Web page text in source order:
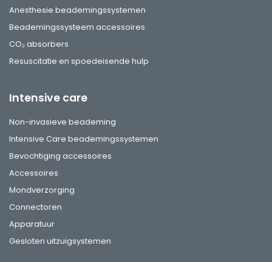
Anesthesie beademingssystemen
Beademingssysteem accessoires
CO₂ absorbers
Resuscitatie en spoedeisende hulp
Intensive care
Non-invasieve beademing
Intensive Care beademingssystemen
Bevochtiging accessoires
Accessoires
Mondverzorging
Connectoren
Apparatuur
Gesloten uitzuigsystemen